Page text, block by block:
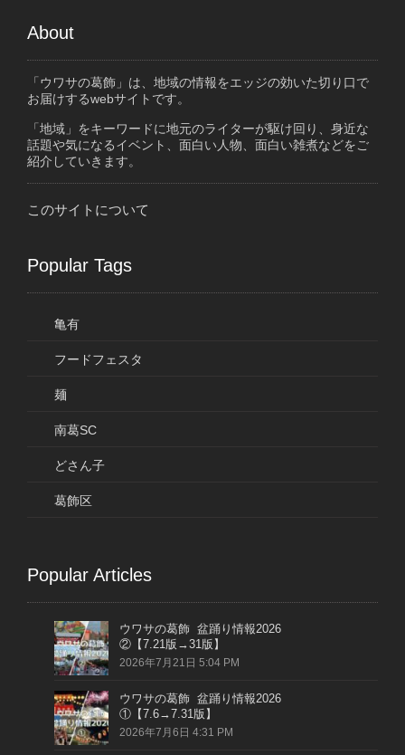
About
「ウワサの葛飾」は、地域の情報をエッジの効いた切り口で
お届けするwebサイトです。
「地域」をキーワードに地元のライターが駆け回り、身近な
話題や気になるイベント、面白い人物、面白い雑煮などをご
紹介していきます。
このサイトについて
Popular Tags
亀有
フードフェスタ
麺
南葛SC
どさん子
葛飾区
Popular Articles
ウワサの葛飾 盆踊り情報2026
②【7.21版→31版】
2026年7月21日 5:04 PM
ウワサの葛飾 盆踊り情報2026
①【7.6→7.31版】
2026年7月6日 4:31 PM